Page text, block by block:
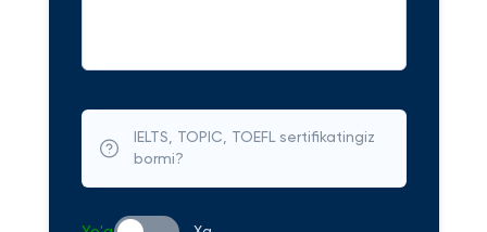
IELTS, TOPIC, TOEFL sertifikatingiz
bormi?